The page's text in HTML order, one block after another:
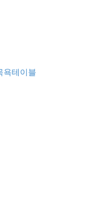
욕테이블